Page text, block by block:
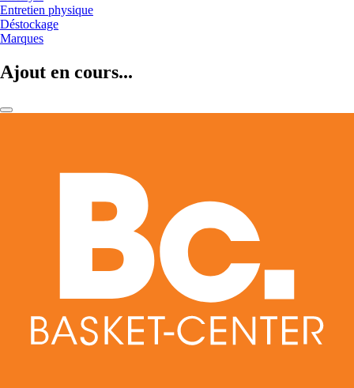
Entretien physique
Déstockage
Marques
Ajout en cours...